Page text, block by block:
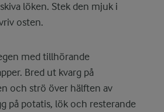
löken. Stek den mjuk i
osten.
med tillhörande
Bred ut kvarg på
och strö över hälften av
på potatis, lök och resterande